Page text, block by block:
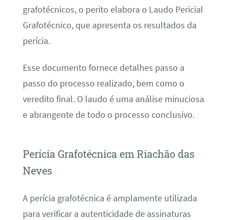
grafotécnicos, o perito elabora o Laudo Pericial
Grafotécnico, que apresenta os resultados da
perícia.
Esse documento fornece detalhes passo a
passo do processo realizado, bem como o
veredito final. O laudo é uma análise minuciosa
e abrangente de todo o processo conclusivo.
Perícia Grafotécnica em Riachão das
Neves
A perícia grafotécnica é amplamente utilizada
para verificar a autenticidade de assinaturas